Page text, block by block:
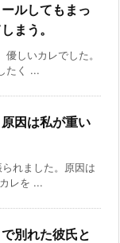
ルしてもまっ
まう。
しいカレでした。
たく ...
因は私が重い
れました。原因は
レを ...
別れた彼氏と